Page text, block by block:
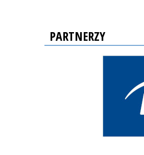
PARTNERZY